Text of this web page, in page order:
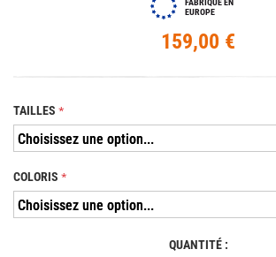
FABRIQUÉ EN
EUROPE
159,00 €
TAILLES
COLORIS
QUANTITÉ :